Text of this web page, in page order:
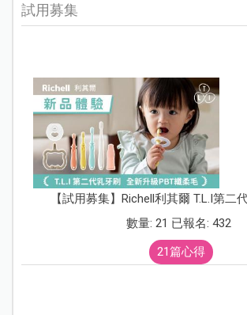
試用募集
【試用募集】Richell利其爾 T.L.I第二
數量: 21 已報名: 432
21篇心得